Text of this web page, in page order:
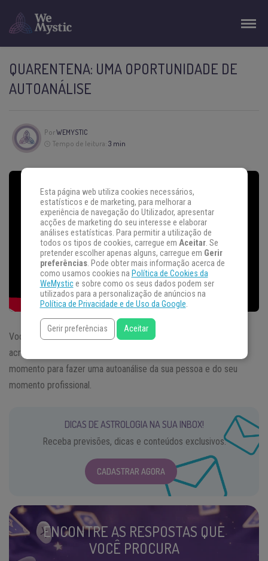
QUARENTENA: UMA OPORTUNIDADE DE
AUTOANÁLISE
PorWEMYSTIC
Tempo de leitura: 3 min
Você acredita em si mesmo? Em suas habilidades? Se você
acredita ou não, agora, durante a
momento para fazer uma autoanálise da sua pessoa e do seu
momento profissional.
DICAS DE ASTROLOGIA NA SUA INBOX!
Receba previsões, dicas e conteúdos exclusivos.
CADASTRAR AGORA
ENCONTRE AS RESPOSTAS QUE
VOCÊ PROCURA
Esta página web utiliza cookies necessários,
estatísticos e de marketing, para melhorar a
experiência de navegação do Utilizador, apresentar
acções de marketing do seu interesse e elaborar
análises estatísticas. Para permitir a utilização de
todos os tipos de cookies, carregue em Aceitar. Se
pretender escolher apenas alguns, carregue em Gerir
preferências. Pode obter mais informação acerca de
como usamos cookies na Política de Cookies da
WeMystice sobre como os seus dados podem ser
utilizados para a personalização de anúncios na
Política de Privacidade e de Uso da Google.
Gerir preferências Aceitar